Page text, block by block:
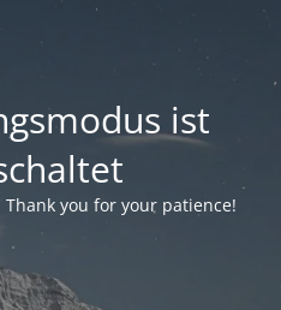
ist
you for your patience!